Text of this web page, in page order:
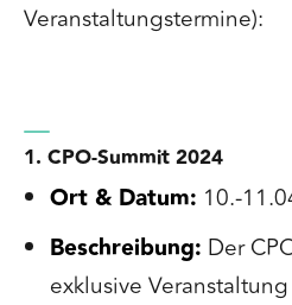
Veranstaltungstermine):
1. CPO-Summit 2024
Ort & Datum: 10.-
Beschreibung: Der
exklusive